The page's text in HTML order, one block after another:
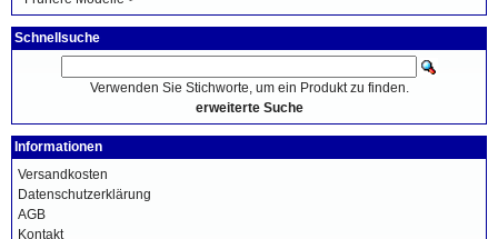
Schnellsuche
Verwenden Sie Stichworte, um ein Produkt zu finden.
erweiterte Suche
Informationen
Versandkosten
Datenschutzerklärung
AGB
Kontakt